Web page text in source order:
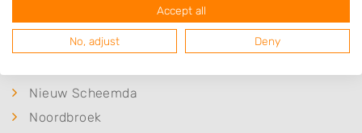
Oude Pekela
Tripscompagnie
Nieuw Scheemda
Noordbroek
Accept all
No, adjust Deny